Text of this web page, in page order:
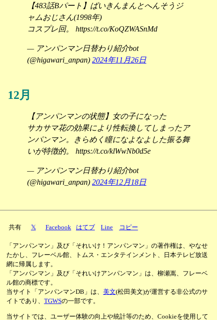
【483話Bパート】ばいきんまんとへんそうジ
ャムおじさん(1998年)
コスプレ回。 https://t.co/KoQZWASnMd
— アンパンマン日替わり紹介bot
(@higawari_anpan) 2024年11月26日
12月
【アンパンマンの状態】女の子になった
サカサマ花の効果により性転換してしまったア
ンパンマン。きらめく瞳になよなよした振る舞
いが特徴的。 https://t.co/klWwNb0d5e
— アンパンマン日替わり紹介bot
(@higawari_anpan) 2024年12月18日
共有 𝕏 Facebook はてブ Line コピー
「アンパンマン」及び「それいけ！アンパンマン」の著作権は、やなせ
たかし、フレーベル館、トムス・エンタテインメント、日本テレビ放送
網に帰属します。
「アンパンマン」及び「それいけアンパンマン」は、柳瀬嵩、フレーベ
ル館の商標です。
当サイト「アンパンマンDB」は、 美文(松田美文)が運営する非公式のサ
イトであり、 TGWSの一部です。
当サイトでは、ユーザー体験の向上や統計等のため、Cookieを使用して